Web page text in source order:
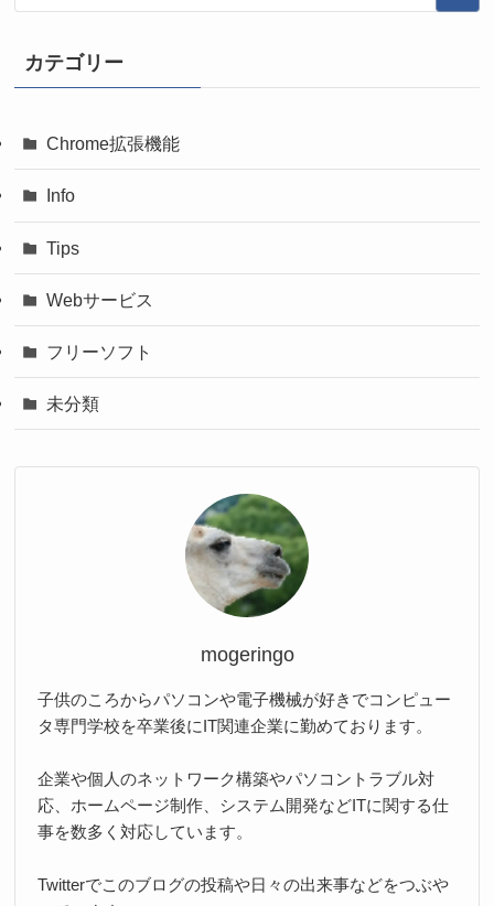
カテゴリー
Chrome拡張機能
Info
Tips
Webサービス
フリーソフト
未分類
mogeringo
子供のころからパソコンや電子機械が好きでコンピュー
タ専門学校を卒業後にIT関連企業に勤めております。
企業や個人のネットワーク構築やパソコントラブル対
応、ホームページ制作、システム開発などITに関する仕
事を数多く対応しています。
Twitterでこのブログの投稿や日々の出来事などをつぶや